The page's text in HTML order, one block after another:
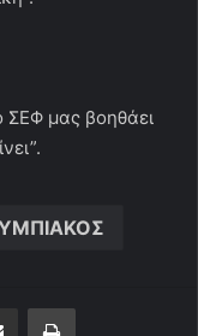
ΣΕΦ μας βοηθάει
Κοινοποίηση μέσω ηλεκτρονικού ταχυδρομείουΕκτύπωση